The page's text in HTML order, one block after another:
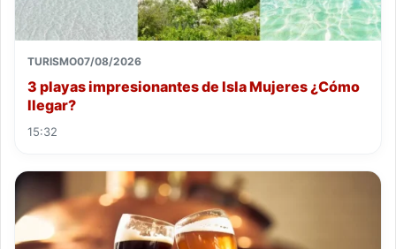
TURISMO07/08/2026
3 playas impresionantes de Isla Mujeres ¿Cómo
llegar?
15:32